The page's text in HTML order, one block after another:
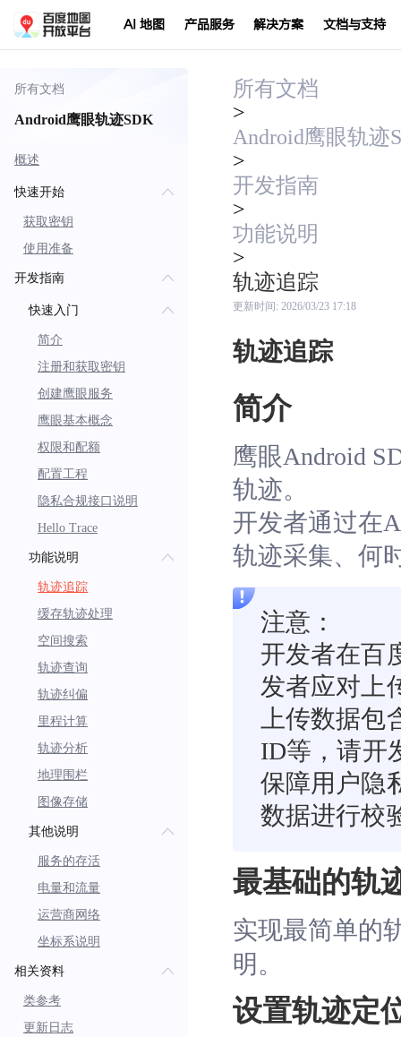
AI 地图 产品服务 解决方案 文档与支持
所有文档
Android鹰眼轨迹SDK
概述
快速开始
获取密钥
使用准备
开发指南
快速入门
简介
注册和获取密钥
创建鹰眼服务
鹰眼基本概念
权限和配额
配置工程
隐私合规接口说明
Hello Trace
功能说明
轨迹追踪
缓存轨迹处理
空间搜索
轨迹查询
轨迹纠偏
里程计算
轨迹分析
地理围栏
图像存储
其他说明
服务的存活
电量和流量
运营商网络
坐标系说明
相关资料
类参考
更新日志
所有文档
>
Android鹰眼轨迹
>
开发指南
>
功能说明
>
轨迹追踪
更新时间: 2026/03/23 17:18
轨迹追踪
简介
鹰眼Android
轨迹。
开发者通过在
轨迹采集、何
注意：
开发者在百
发者应对上
上传数据
ID等，请开
保障用户隐
数据进行校
最基础的轨
实现最简单的
明。
设置轨迹定